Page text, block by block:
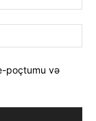
poçtumu və